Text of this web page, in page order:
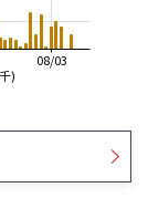
)
08/03
5,000
6,000